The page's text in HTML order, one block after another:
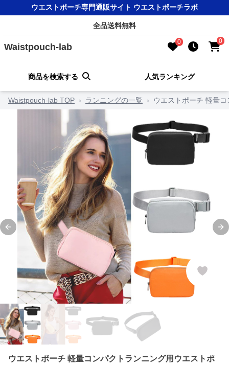
ウエストポーチ専門通販サイト ウエストポーチラボ
全品送料無料
Waistpouch-lab 0 0
商品を検索する 人気ランキング
Waistpouch-lab TOP › ランニングの一覧 › ウエストポーチ 軽量
Previous slide
ウエストポーチ 軽量コンパクトランニング用ウエストポ